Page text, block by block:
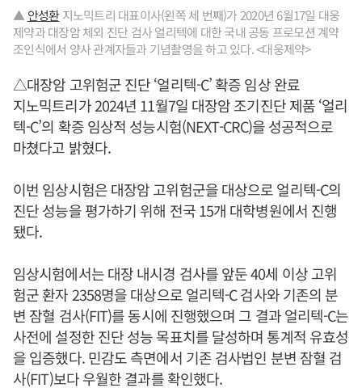
▲ 안성환지노믹트리 대표이사(왼쪽 세 번째)가 2020년 6월17일 대웅
제약과 대장암 체외 진단 검사 얼리텍에 대한 국내 공동 프로모션 계약
조인식에서 양사 관계자들과 기념촬영을 하고 있다. <대웅제약>
△대장암 고위험군 진단 ‘얼리텍-C’ 확증 임상 완료
지노믹트리가 2024년 11월7일 대장암 조기진단 제품 ‘얼리
텍-C’의 확증 임상적 성능시험(NEXT-CRC)을 성공적으로
마쳤다고 밝혔다.
이번 임상시험은 대장암 고위험군을 대상으로 얼리텍-C의
진단 성능을 평가하기 위해 전국 15개 대학병원에서 진행
됐다.
임상시험에서는 대장 내시경 검사를 앞둔 40세 이상 고위
험군 환자 2358명을 대상으로 얼리텍-C 검사와 기존의 분
변 잠혈 검사(FIT)를 동시에 진행했으며 그 결과 얼리텍-C는
사전에 설정한 진단 성능 목표치를 달성하며 통계적 유효성
을 입증했다. 민감도 측면에서 기존 검사법인 분변 잠혈 검
사(FIT)보다 우월한 결과를 확인했다.